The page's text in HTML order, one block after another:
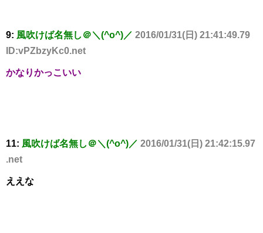
9: 風吹けば名無し＠＼(^o^)／ 2016/01/31(日) 21:41:49.79
ID:vPZbzyKc0.net
かなりかっこいい
11: 風吹けば名無し＠＼(^o^)／ 2016/01/31(日) 21:42:15.97
.net
ええな